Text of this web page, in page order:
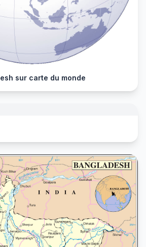
sur carte du monde